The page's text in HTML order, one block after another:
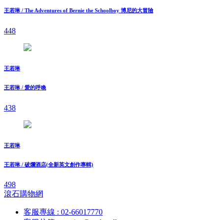
王若琳 / The Adventures of Bernie the Schoolboy 博尼的大冒險
448
王若琳
王若琳 / 愛的呼喚
438
王若琳
王若琳 / 破爛酒店(全新英文創作專輯)
498
滾石購物網
客服專線 : 02-66017770